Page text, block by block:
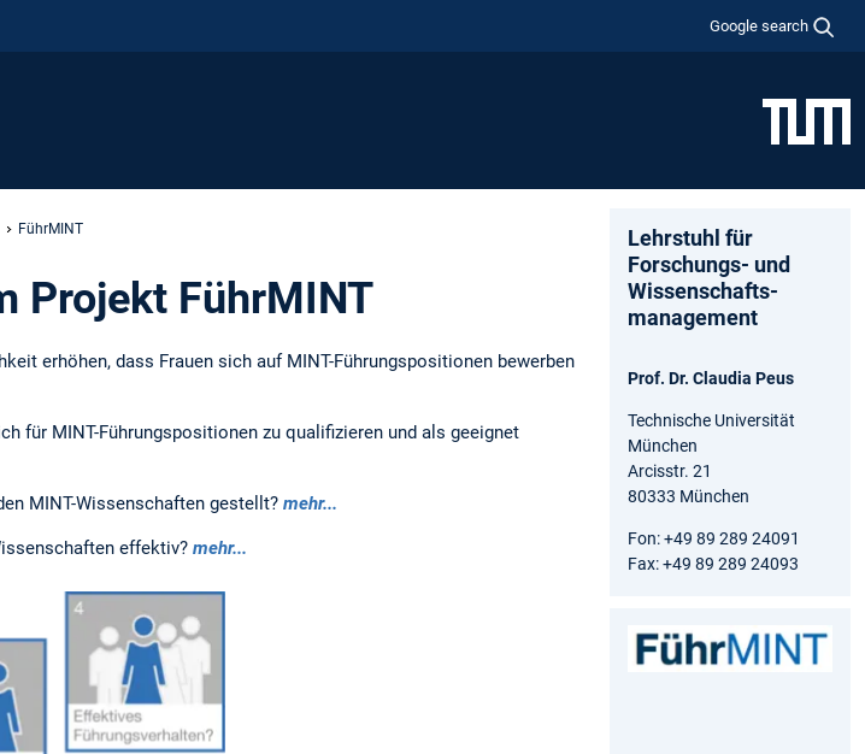
Google search
FührMINT
Projekt FührMINT
erhöhen, dass Frauen sich auf MINT-Führungspositionen bewerben
für MINT-Führungspositionen zu qualifizieren und als geeignet
MINT-Wissenschaften gestellt? mehr...
effektiv? mehr...
Lehrstuhl für
Forschungs- und
Wissenschafts­
management
Prof. Dr. Claudia Peus
Technische Universität
München
Arcisstr. 21
80333 München
Fon: +49 89 289 24091
Fax: +49 89 289 24093